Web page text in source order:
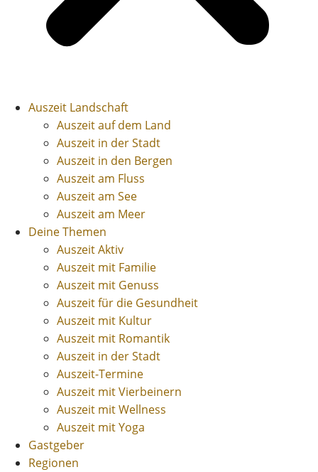
Auszeit Landschaft
Auszeit auf dem Land
Auszeit in der Stadt
Auszeit in den Bergen
Auszeit am Fluss
Auszeit am See
Auszeit am Meer
Deine Themen
Auszeit Aktiv
Auszeit mit Familie
Auszeit mit Genuss
Auszeit für die Gesundheit
Auszeit mit Kultur
Auszeit mit Romantik
Auszeit in der Stadt
Auszeit-Termine
Auszeit mit Vierbeinern
Auszeit mit Wellness
Auszeit mit Yoga
Gastgeber
Regionen